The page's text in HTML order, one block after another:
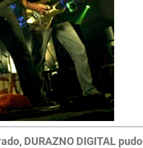
DURAZNO DIGITAL pudo